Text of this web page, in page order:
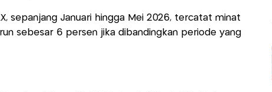
sepanjang Januari hingga Mei 2026, tercatat minat
sebesar 6 persen jika dibandingkan periode yang